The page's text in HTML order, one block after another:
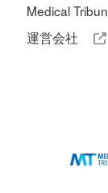
Medical
運営会社